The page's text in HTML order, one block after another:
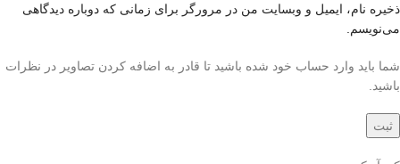
ذخیره نام، ایمیل و وبسایت من در مرورگر برای زمانی که دوباره دیدگاهی
می‌نویسم.
شما باید وارد حساب خود شده باشید تا قادر به اضافه کردن تصاویر در نظرات
باشید.